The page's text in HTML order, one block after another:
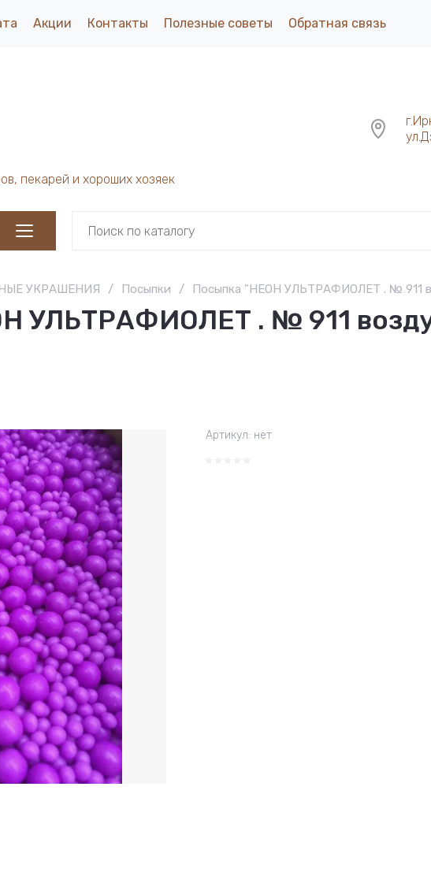
Акции Контакты Полезные советы Обратная связь
пекарей и хороших хозяек
УКРАШЕНИЯ / Посыпки / Посыпка "НЕОН УЛЬТРАФИОЛЕТ . № 911
УЛЬТРАФИОЛЕТ . № 911
Артикул: нет